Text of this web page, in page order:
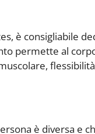
è consigliabile
permette al
è diversa e